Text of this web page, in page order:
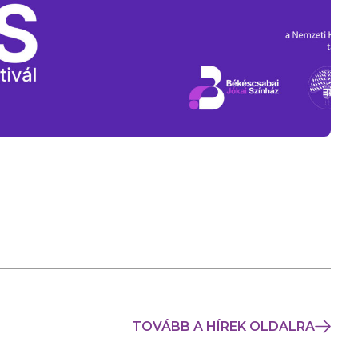
TOVÁBB A HÍREK OLDALRA